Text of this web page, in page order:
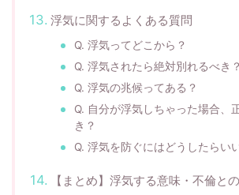
浮気に関するよくある質問
Q. 浮気ってどこから？
Q. 浮気されたら絶対別れるべき？
Q. 浮気の兆候ってある？
Q. 自分が浮気しちゃった場合、
き？
Q. 浮気を防ぐにはどうしたらい
【まとめ】浮気する意味・不倫と